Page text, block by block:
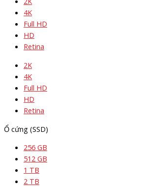
4K
Full HD
HD
Retina
2K
4K
Full HD
HD
Retina
Ổ cứng (SSD)
256 GB
512 GB
1 TB
2 TB